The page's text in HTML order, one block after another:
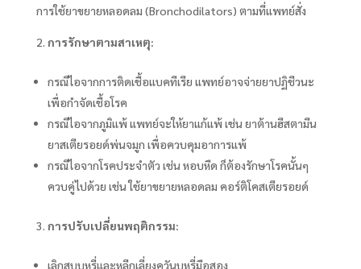
การใช้ยาขยายหลอดลม (Bronchodilators) ตามที่แพทย์สั่ง
การรักษาตามสาเหตุ:
กรณีไอจากการติดเชื้อแบคทีเรีย แพทย์อาจจ่ายยาปฏิชีวนะ
เพื่อกำจัดเชื้อโรค
กรณีไอจากภูมิแพ้ แพทย์จะให้ยาแก้แพ้ เช่น ยาต้านฮีสตามีน
ยาสเตียรอยด์พ่นจมูก เพื่อควบคุมอาการแพ้
กรณีไอจากโรคประจำตัว เช่น หอบหืด ก็ต้องรักษาโรคนั้นๆ
ควบคู่ไปด้วย เช่น ใช้ยาขยายหลอดลม คอร์ติโคสเตียรอยด์
การปรับเปลี่ยนพฤติกรรม:
เลิกสูบบุหรี่และหลีกเลี่ยงควันบุหรี่มือสอง